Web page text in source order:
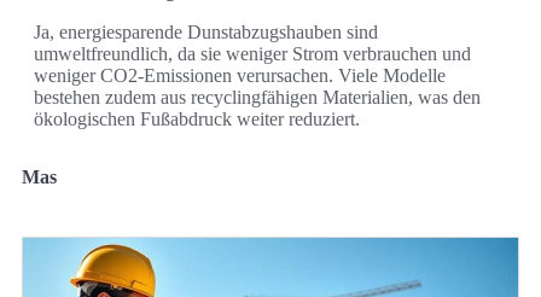
Ja, energiesparende Dunstabzugshauben sind
umweltfreundlich, da sie weniger Strom verbrauchen und
weniger CO2-Emissionen verursachen. Viele Modelle
bestehen zudem aus recyclingfähigen Materialien, was den
ökologischen Fußabdruck weiter reduziert.
Mas